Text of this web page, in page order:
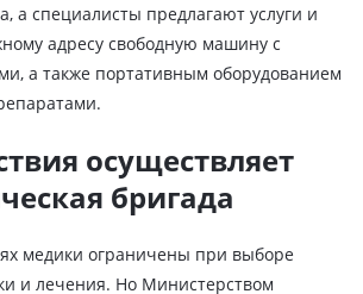
а специалисты предлагают услуги и
адресу свободную машину с
а также портативным оборудованием
осуществляет
бригада
медики ограничены при выборе
и лечения. Но Министерством